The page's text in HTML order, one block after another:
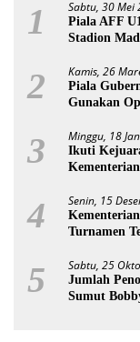
1 Sabtu, 30 Mei
Piala AFF
Stadion
2 Kamis, 26
Piala
Gunakan
3 Minggu, 18
Ikuti
4 Senin, 15
Turnamen
5 Sabtu, 25
Jumlah
Sumut